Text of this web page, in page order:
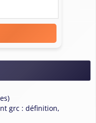
grc : définition,